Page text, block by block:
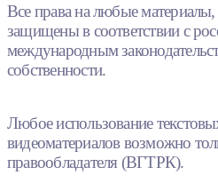
Все права на любые
защищены в соответствии с
международным
собственности.
Любое использование
видеоматериалов возможно
правообладателя (ВГТРК).